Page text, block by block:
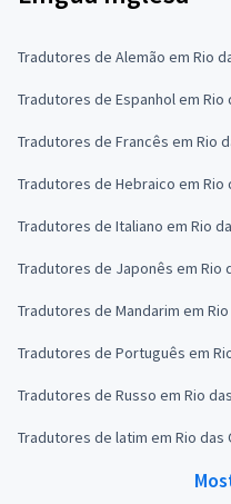
Tradutores de Alemão em Rio
Tradutores de Espanhol em Rio
Tradutores de Francês em Rio
Tradutores de Hebraico em Rio
Tradutores de Italiano em Rio
Tradutores de Japonês em Rio
Tradutores de Mandarim em
Tradutores de Português em
Tradutores de Russo em Rio
Tradutores de latim em Rio das